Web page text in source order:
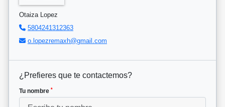
Otaiza Lopez
5804241312363
o.lopezremaxh@gmail.com
¿Prefieres que te contactemos?
Tu nombre *